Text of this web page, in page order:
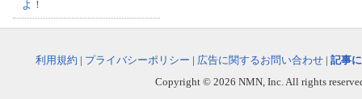
よ！
利用規約 | プライバシーポリシー | 広告に関するお問い合わせ | 記事
Copyright © 2026 NMN, Inc. All rights